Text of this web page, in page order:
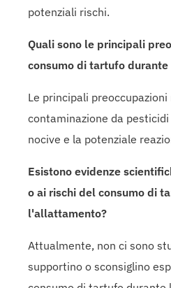
potenziali rischi.
Quali sono le principali
consumo di tartufo
Le principali
contaminazione da
nocive e la potenziale
Esistono evidenze
o ai rischi del consumo di
l'allattamento?
Attualmente, non ci sono
supportino o sconsiglino